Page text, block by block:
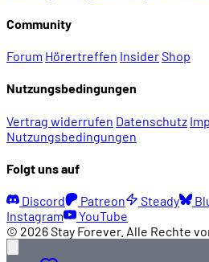
Community
Forum Hörertreffen InsiderShop
Nutzungsbedingungen
Vertrag widerrufen Datenschutz
Nutzungsbedingungen
Folgt uns auf
Discord Patreon Steady
Instagram
YouTube
© 2026 Stay Forever. Alle Rechte